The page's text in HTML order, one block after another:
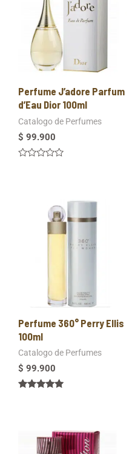
Perfume J’adore Parfum
d’Eau Dior 100ml
Catalogo de Perfumes
$ 99.900
Perfume 360° Perry Ellis
100ml
Catalogo de Perfumes
$ 99.900